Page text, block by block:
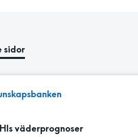
sidor
väderprognoser